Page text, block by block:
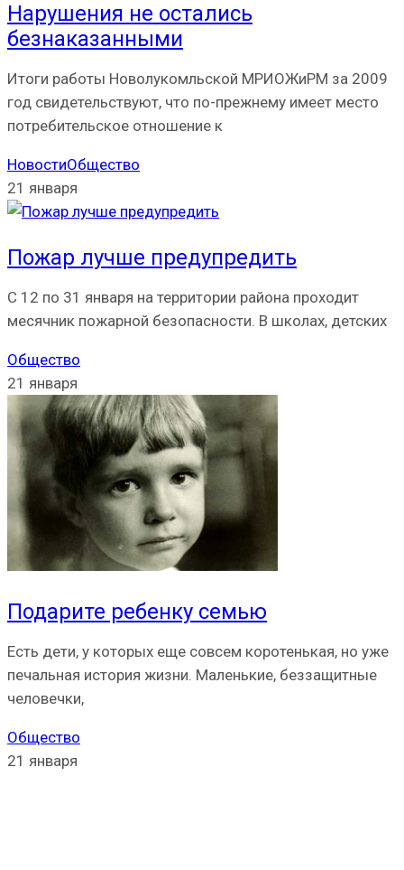
Нарушения не остались
безнаказанными
Итоги работы Новолукомльской МРИОЖиРМ за 2009
год свидетельствуют, что по-прежнему имеет место
потребительское отношение к
НовостиОбщество
21 января
Пожар лучше предупредить
С 12 по 31 января на территории района проходит
месячник пожарной безопасности. В школах, детских
Общество
21 января
Подарите ребенку семью
Есть дети, у которых еще совсем коротенькая, но уже
печальная история жизни. Маленькие, беззащитные
человечки,
Общество
21 января